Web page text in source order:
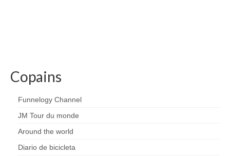
Copains
Funnelogy Channel
JM Tour du monde
Around the world
Diario de bicicleta